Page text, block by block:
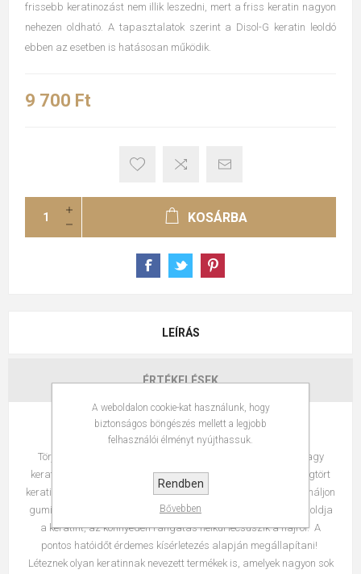
frissebb keratinozást nem illik leszedni, mert a friss keratin nagyon
nehezen oldható. A tapasztalatok szerint a Disol-G keratin leoldó
ebben az esetben is hatásosan működik.
9 700 Ft
KOSÁRBA
LEÍRÁS
ÉRTÉKELÉSEK
A Disol-G géles keratin leoldó használata:
Törje meg a leszedni kívánt keratinokat sorban az ujjával, vagy
keratintörő fogóval. Vigye fel a keratin leoldó gélt kb 10 -15 megtört
keratinra, majd masszírozza bele ujjával, vagy ecsettel. Használjon
gumikesztyűt! A gél, keratin fajtáktól függően, 1-5perc alatt feloldja
a keratint, az könnyedén rángatás nélkül lecsúszik a hajról. A
pontos hatóidőt érdemes kísérletezés alapján megállapítani!
Léteznek olyan keratinnak nevezett termékek is, amelyek nagyon sok
A weboldalon cookie-kat használunk, hogy
biztonságos böngészés mellett a legjobb
felhasználói élményt nyújthassuk.
Rendben
Bővebben